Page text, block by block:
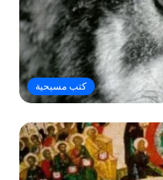
كتب مسيحية